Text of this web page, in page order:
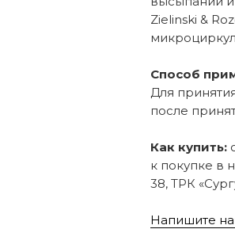
Zielinski &
Способ
Для
после
Как купить:
к покупке в
38, ТРК
Напишите